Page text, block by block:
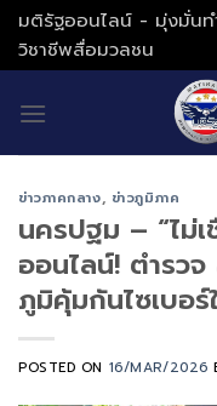
Skip
to
content
มติรัฐออนไลน์ - มุ่งมั่นท
วิชาชีพสื่อมวลชน
ข่าวภาคกลาง, ข่าวภูมิภาค
นครปฐม – “ไม่เ
ออนไลน์! ตำรว
ภูมิคุ้มกันไซเบอร์
POSTED ON 16/MAR/2026